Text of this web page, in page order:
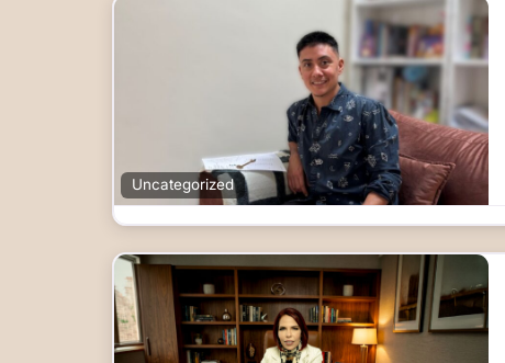
Uncategorized